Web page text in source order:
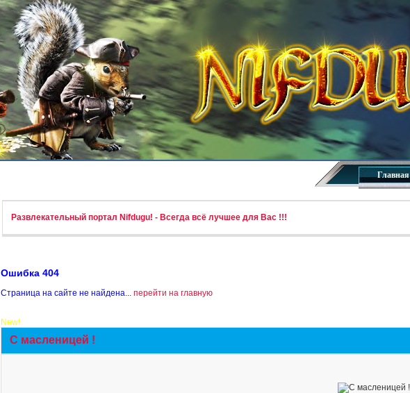
Главная
Развлекательный портал Nifdugu! - Всегда всё лучшее для Вас !!!
Ошибка 404
Страница на сайте не найдена... перейти на главную
New!
С масленицей !